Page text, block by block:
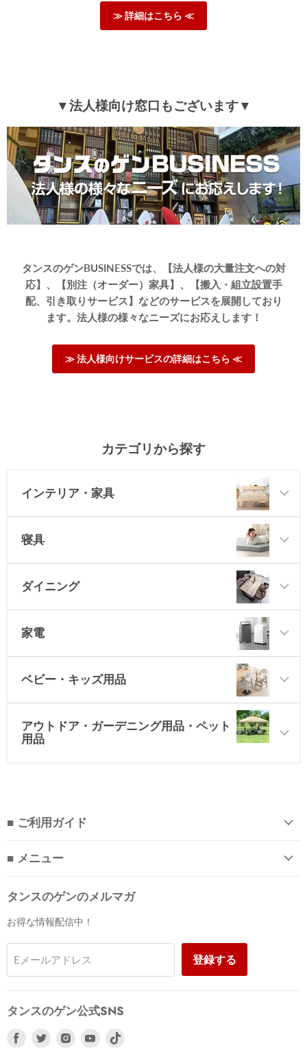
≫ 詳細はこちら ≪
▼法人様向け窓口もございます▼
タンスのゲンBUSINESSでは、【法人様の大量注文への対
応】、【別注（オーダー）家具】、【搬入・組立設置手
配、引き取りサービス】などのサービスを展開しており
ます。法人様の様々なニーズにお応えします！
≫ 法人様向けサービスの詳細はこちら ≪
カテゴリから探す
インテリア・家具
寝具
ダイニング
家電
ベビー・キッズ用品
アウトドア・ガーデニング用品・ペット
用品
■ ご利用ガイド
■ メニュー
タンスのゲンのメルマガ
お得な情報配信中！
Eメールアドレス 登録する
タンスのゲン公式SNS
FacebookTwitter InstagramYoutube